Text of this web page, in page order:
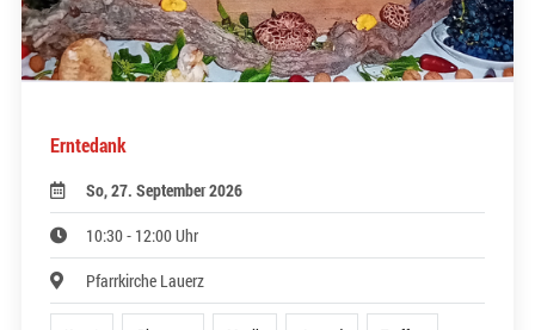
Erntedank
So, 27. September 2026
10:30 - 12:00 Uhr
Pfarrkirche Lauerz